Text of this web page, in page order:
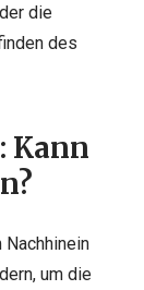
die
des
Kann
Nachhinein
um die